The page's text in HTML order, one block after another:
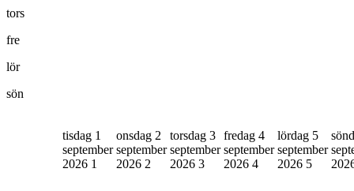
tors
fre
lör
sön
tisdag 1
september
2026 1
onsdag 2
september
2026 2
torsdag 3
september
2026 3
fredag 4
september
2026 4
lördag 5
september
2026 5